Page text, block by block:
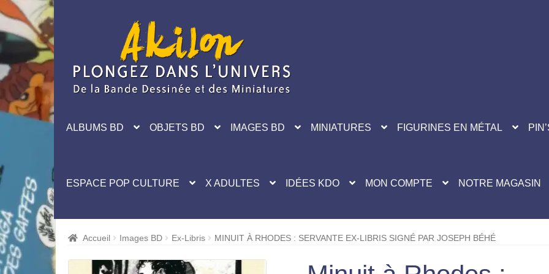
navigation
ALBUMS BD OBJETS BD IMAGES BD MINIATURES FIGURINES EN MÉTAL
ESPACE POP CULTURE X ADULTES IDÉES KDO MON COMPTE NOTRE MAGASIN
Accueil Images BD Ex-Libris MINUIT À RHODES : SERVANTE EX-LIBRIS SIGNÉ PAR JOSEPH BÉHÉ